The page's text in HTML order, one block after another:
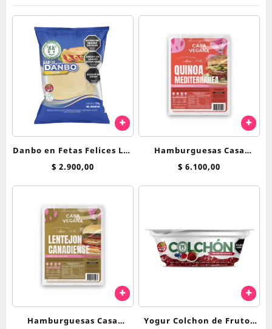
Danbo en Fetas Felices Las
Vacas 150 grs
$ 2.900,00
Hamburguesas Casa
Vegana Quinoa
$ 6.100,00
Hamburguesas Casa Yogur Colchon de Frutos